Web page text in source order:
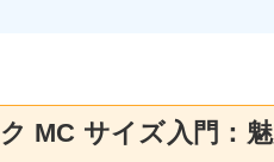
MC サイズ入門：